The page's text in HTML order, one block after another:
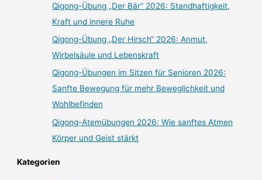
Qigong-Übung „Der Bär“ 2026: Standhaftigkeit,
Kraft und innere Ruhe
Qigong-Übung „Der Hirsch“ 2026: Anmut,
Wirbelsäule und Lebenskraft
Qigong-Übungen im Sitzen für Senioren 2026:
Sanfte Bewegung für mehr Beweglichkeit und
Wohlbefinden
Qigong-Atemübungen 2026: Wie sanftes Atmen
Körper und Geist stärkt
Kategorien